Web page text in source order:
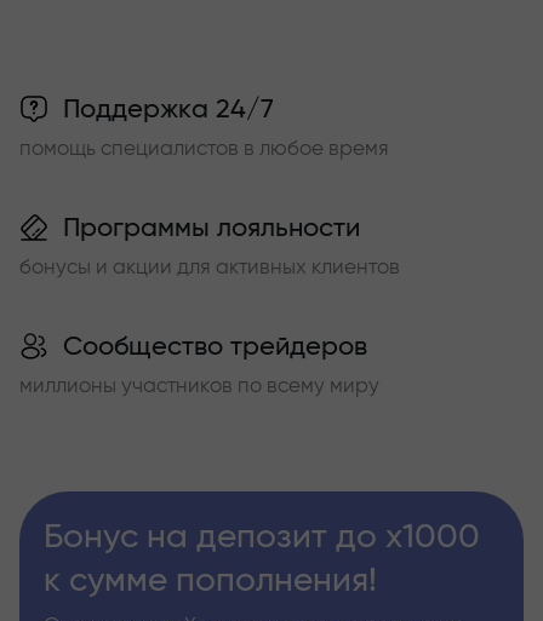
Поддержка 24/7
помощь специалистов в любое время
Программы лояльности
бонусы и акции для активных клиентов
Сообщество трейдеров
миллионы участников по всему миру
Бонус на депозит до х1000
к сумме пополнения!